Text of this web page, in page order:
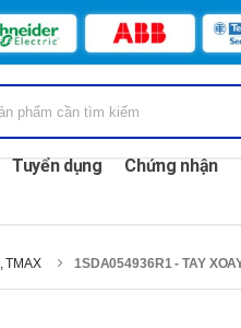
Tuyển dụng Chứng nhận
TMAX 1SDA054936R1 - TAY